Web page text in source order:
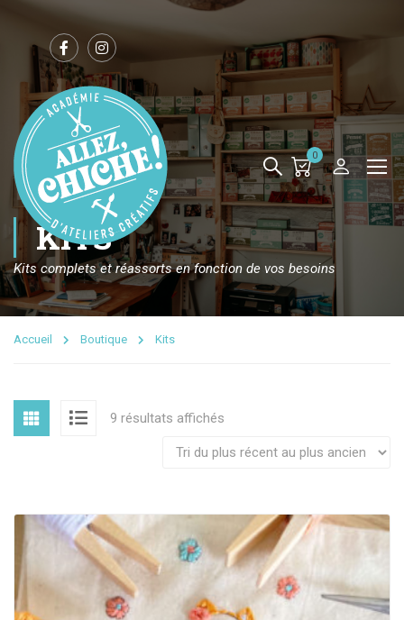
0
KITS
Kits complets et réassorts en fonction de vos besoins
Accueil Boutique Kits
9 résultats affichés